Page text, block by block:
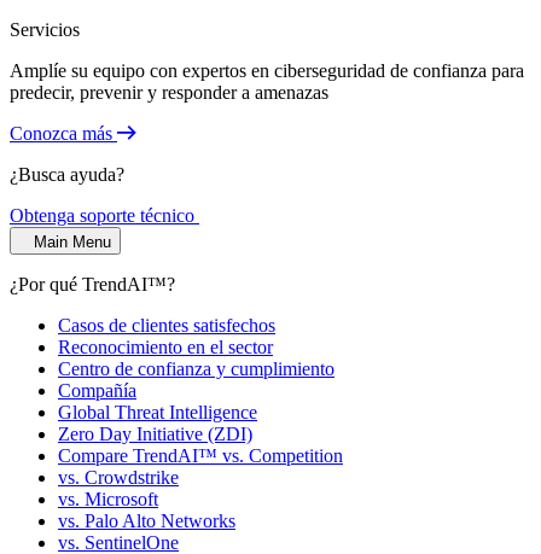
Servicios
Amplíe su equipo con expertos en ciberseguridad de confianza para
predecir, prevenir y responder a amenazas
Conozca más
¿Busca ayuda?
Obtenga soporte técnico
Main Menu
¿Por qué TrendAI™?
Casos de clientes satisfechos
Reconocimiento en el sector
Centro de confianza y cumplimiento
Compañía
Global Threat Intelligence
Zero Day Initiative (ZDI)
Compare TrendAI™ vs. Competition
vs. Crowdstrike
vs. Microsoft
vs. Palo Alto Networks
vs. SentinelOne